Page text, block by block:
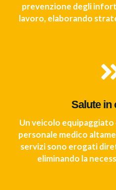
prevenzione degli
lavoro, elaborando
Salute in
Un veicolo
personale medico
servizi sono erogati
eliminando la